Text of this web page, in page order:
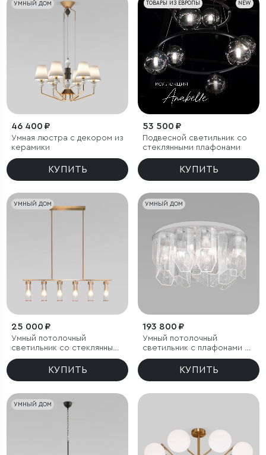
УМНЫЙ ДОМ
46 400 ₽
Умная люстра с декором из
керамики
КУПИТЬ
NEW
ТОВАРЫ ИЗ ЕВРОПЫ
53 500 ₽
Подвесной светильник со
стеклянными плафонами
КУПИТЬ
УМНЫЙ ДОМ
25 000 ₽
Умный потолочный
светильник со стеклянными
плафонами
КУПИТЬ
УМНЫЙ ДОМ
193 800 ₽
Умный потолочный
светильник с плафонами из
фактурного стекла
КУПИТЬ
УМНЫЙ ДОМ